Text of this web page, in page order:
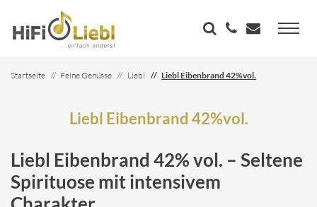
Startseite Feine Genüsse Liebl Liebl Eibenbrand 42%vol.
Liebl Eibenbrand 42%vol.
Liebl Eibenbrand 42% vol. – Seltene
Spirituose mit intensivem